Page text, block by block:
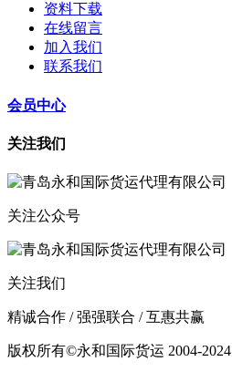
资料下载
在线留言
加入我们
联系我们
会员中心
关注我们
关注公众号
关注我们
精诚合作 / 强强联合 / 互惠共赢
版权所有©永和国际货运 2004-2024